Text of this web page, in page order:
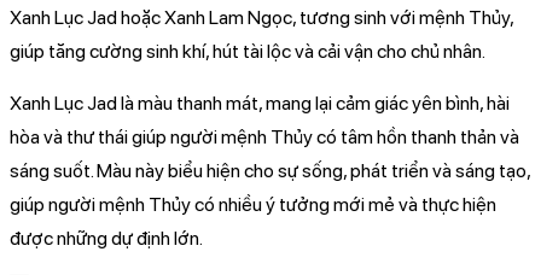
Xanh Lục Jad hoặc Xanh Lam Ngọc, tương sinh với mệnh Thủy,
giúp tăng cường sinh khí, hút tài lộc và cải vận cho chủ nhân.
Xanh Lục Jad là màu thanh mát, mang lại cảm giác yên bình, hài
hòa và thư thái giúp người mệnh Thủy có tâm hồn thanh thản và
sáng suốt. Màu này biểu hiện cho sự sống, phát triển và sáng tạo,
giúp người mệnh Thủy có nhiều ý tưởng mới mẻ và thực hiện
được những dự định lớn.